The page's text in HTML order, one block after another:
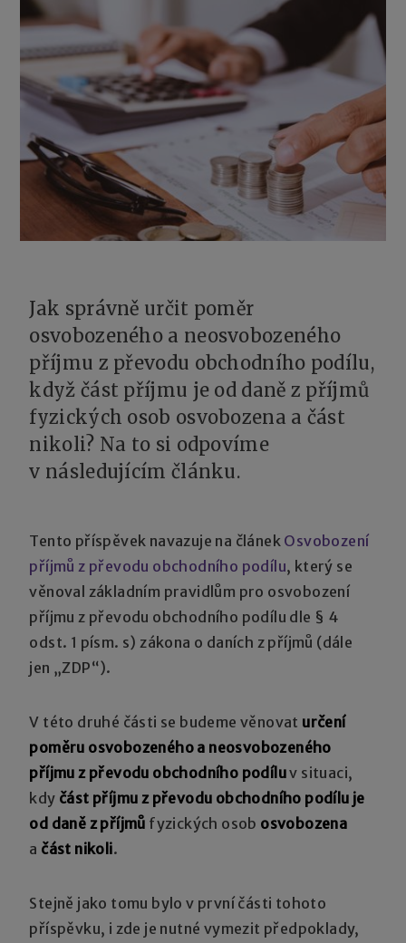
Jak správně určit poměr
osvobozeného a neosvobozeného
příjmu z převodu obchodního podílu,
když část příjmu je od daně z příjmů
fyzických osob osvobozena a část
nikoli? Na to si odpovíme
v následujícím článku.
Tento příspěvek navazuje na článek Osvobození
příjmů z převodu obchodního podílu, který se
věnoval základním pravidlům pro osvobození
příjmu z převodu obchodního podílu dle § 4
odst. 1 písm. s) zákona o daních z příjmů (dále
jen „ZDP“).
V této druhé části se budeme věnovat určení
poměru osvobozeného a neosvobozeného
příjmu z převodu obchodního podíluv situaci,
kdy část příjmu z převodu obchodního podílu je
od daně z příjmů fyzických osob osvobozena
a část nikoli.
Stejně jako tomu bylo v první části tohoto
příspěvku, i zde je nutné vymezit předpoklady,